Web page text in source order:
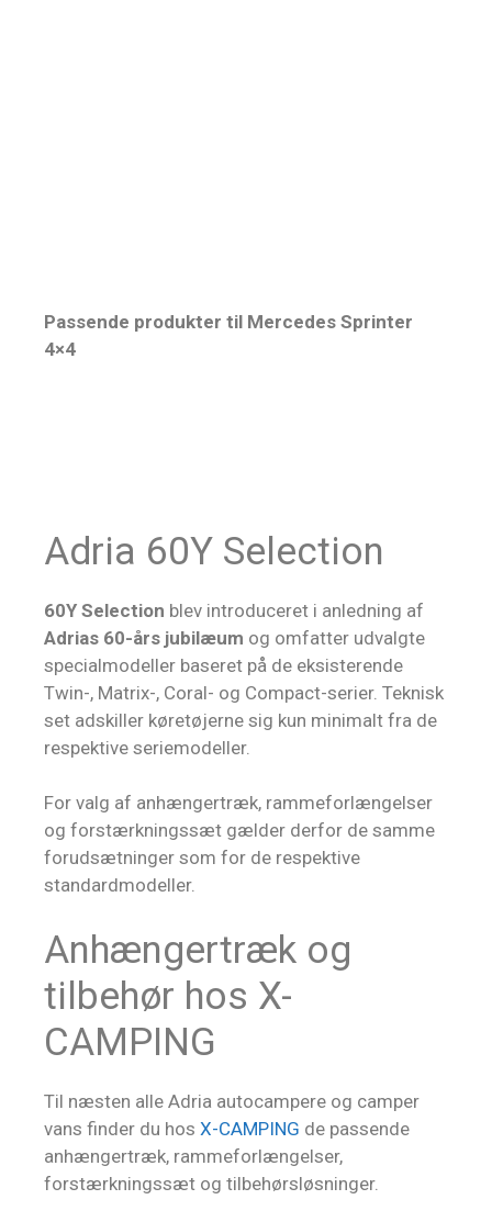
Passende produkter til Mercedes Sprinter
4×4
Adria 60Y Selection
60Y Selection blev introduceret i anledning af
Adrias 60-års jubilæum og omfatter udvalgte
specialmodeller baseret på de eksisterende
Twin-, Matrix-, Coral- og Compact-serier. Teknisk
set adskiller køretøjerne sig kun minimalt fra de
respektive seriemodeller.
For valg af anhængertræk, rammeforlængelser
og forstærkningssæt gælder derfor de samme
forudsætninger som for de respektive
standardmodeller.
Anhængertræk og
tilbehør hos X-
CAMPING
Til næsten alle Adria autocampere og camper
vans finder du hos X-CAMPING de passende
anhængertræk, rammeforlængelser,
forstærkningssæt og tilbehørsløsninger.